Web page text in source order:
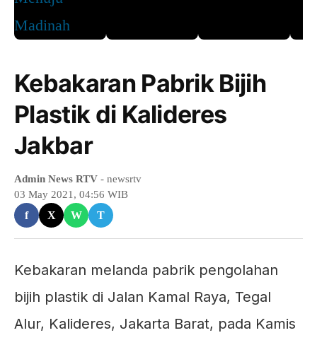
Kebakaran Pabrik Bijih
Plastik di Kalideres
Jakbar
Admin News RTV - newsrtv
03 May 2021, 04:56 WIB
f X W T
Kebakaran melanda pabrik pengolahan
bijih plastik di Jalan Kamal Raya, Tegal
Alur, Kalideres, Jakarta Barat, pada Kamis